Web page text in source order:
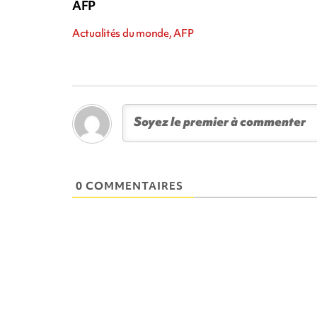
AFP
Actualités du monde, AFP
0 COMMENTAIRES